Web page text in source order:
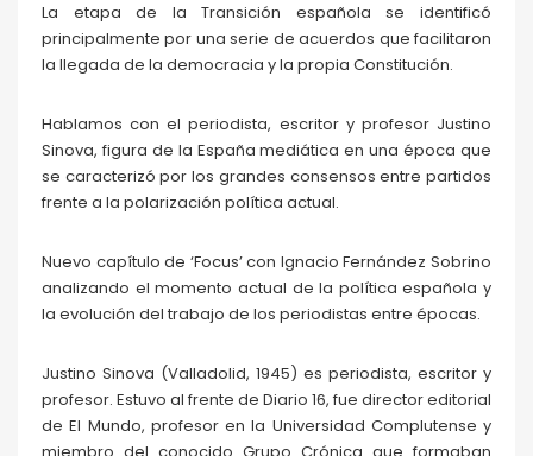
La etapa de la Transición española se identificó
principalmente por una serie de acuerdos que facilitaron
la llegada de la democracia y la propia Constitución.
Hablamos con el periodista, escritor y profesor Justino
Sinova, figura de la España mediática en una época que
se caracterizó por los grandes consensos entre partidos
frente a la polarización política actual.
Nuevo capítulo de ‘Focus’ con Ignacio Fernández Sobrino
analizando el momento actual de la política española y
la evolución del trabajo de los periodistas entre épocas.
Justino Sinova (Valladolid, 1945) es periodista, escritor y
profesor. Estuvo al frente de Diario 16, fue director editorial
de El Mundo, profesor en la Universidad Complutense y